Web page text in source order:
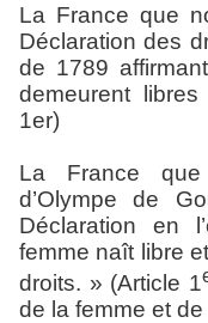
La France que
Déclaration des
de 1789
demeurent
1er)
La France
d’Olympe de
Déclaration en
femme naît libre
droits. » (Article 1
de la femme et